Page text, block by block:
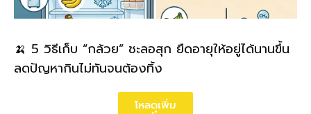
🍌 5 วิธีเก็บ “กล้วย” ชะลอสุก ยืดอายุให้อยู่ได้นานขึ้น
ลดปัญหากินไม่ทันจนต้องทิ้ง
โหลดเพิ่ม